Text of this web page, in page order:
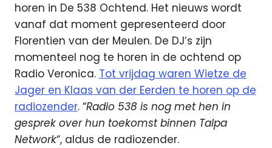
horen in De 538 Ochtend. Het nieuws wordt
vanaf dat moment gepresenteerd door
Florentien van der Meulen. De DJ’s zijn
momenteel nog te horen in de ochtend op
Radio Veronica. Tot vrijdag waren Wietze de
Jager en Klaas van der Eerden te horen op de
radiozender. “Radio 538 is nog met hen in
gesprek over hun toekomst binnen Talpa
Network“, aldus de radiozender.